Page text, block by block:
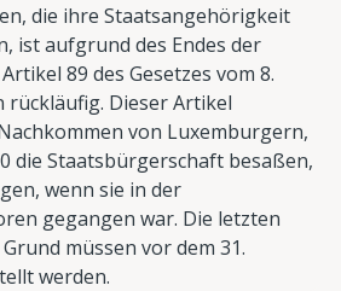
die ihre Staatsangehörigkeit
ist aufgrund des Endes der
89 des Gesetzes vom 8.
rückläufig. Dieser Artikel
von Luxemburgern,
die Staatsbürgerschaft besaßen,
wenn sie in der
gegangen war. Die letzten
müssen vor dem 31.
werden.